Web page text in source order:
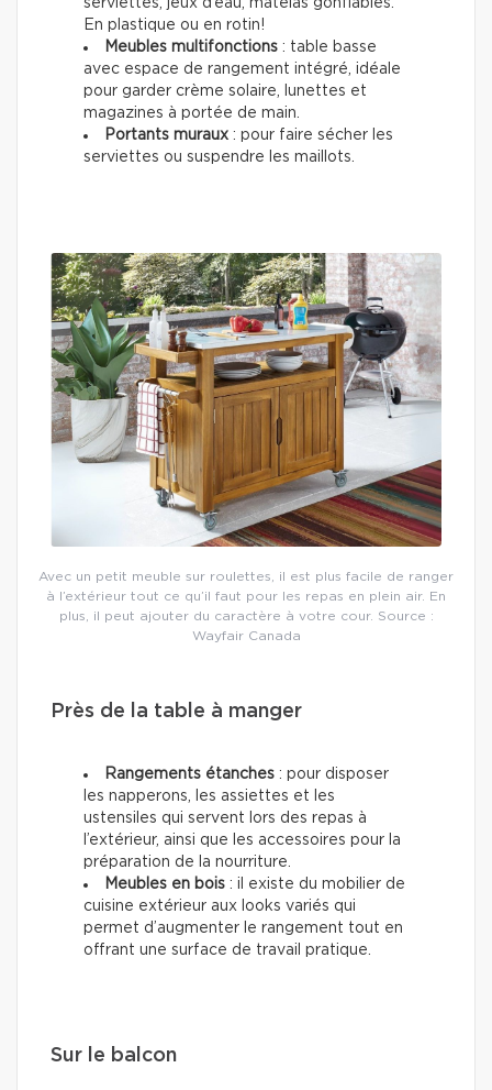
serviettes, jeux d’eau, matelas gonflables.
En plastique ou en rotin!
Meubles multifonctions : table basse
avec espace de rangement intégré, idéale
pour garder crème solaire, lunettes et
magazines à portée de main.
Portants muraux : pour faire sécher les
serviettes ou suspendre les maillots.
Avec un petit meuble sur roulettes, il est plus facile de ranger
à l’extérieur tout ce qu’il faut pour les repas en plein air. En
plus, il peut ajouter du caractère à votre cour. Source :
Wayfair Canada
Près de la table à manger
Rangements étanches : pour disposer
les napperons, les assiettes et les
ustensiles qui servent lors des repas à
l’extérieur, ainsi que les accessoires pour la
préparation de la nourriture.
Meubles en bois : il existe du mobilier de
cuisine extérieur aux looks variés qui
permet d’augmenter le rangement tout en
offrant une surface de travail pratique.
Sur le balcon